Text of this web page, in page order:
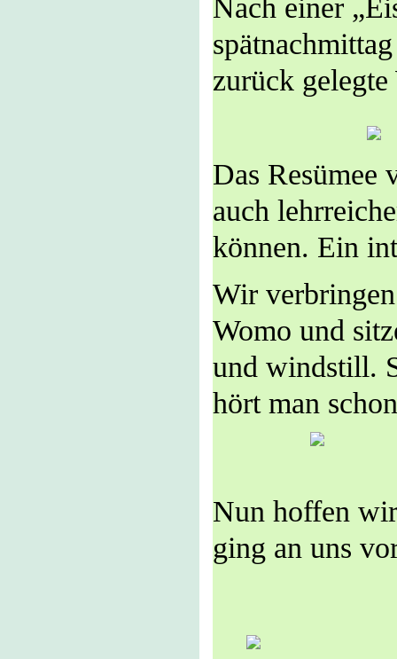
Nach einer
zurück
Das Resümee
auch
können. Ein
Wir
Womo und
und windstill.
hört man
Nun hoffen
ging an uns